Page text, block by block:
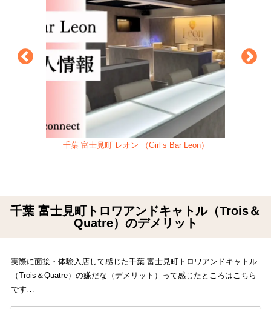
千葉 富士見町 レオン （Girl’s Bar Leon）
千葉 富士見町トロワアンドキャトル（Trois＆
Quatre）のデメリット
実際に面接・体験入店して感じた千葉 富士見町トロワアンドキャトル
（Trois＆Quatre）の嫌だな（デメリット）って感じたところはこちら
です…